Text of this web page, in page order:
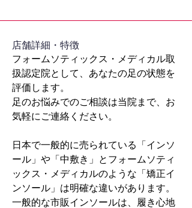
​店舗詳細・特徴
フォームソティックス・メディカル取
扱認定院として、あなたの足の状態を
評価します。
足のお悩みでのご相談は当院まで、お
気軽にご連絡ください。
日本で一般的に売られている「インソ
ール」や「中敷き」とフォームソティ
ックス・メディカルのような「矯正イ
ンソール」は明確な違いがあります。
一般的な市販インソールは、履き心地